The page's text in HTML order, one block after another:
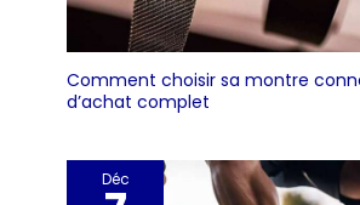
Comment choisir sa montre
d’achat complet
Déc